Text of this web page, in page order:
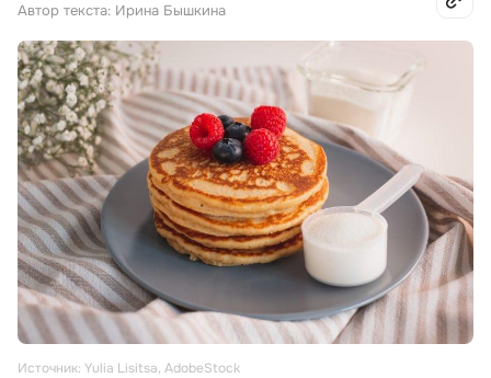
Автор текста: Ирина Бышкина
Источник: Yulia Lisitsa, AdobeStock